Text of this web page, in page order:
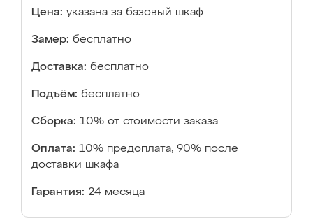
Цена: указана за базовый шкаф
Замер: бесплатно
Доставка: бесплатно
Подъём: бесплатно
Сборка: 10% от стоимости заказа
Оплата: 10% предоплата, 90% после
доставки шкафа
Гарантия: 24 месяца